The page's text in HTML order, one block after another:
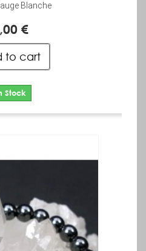
Blanche
€
to cart
Stock